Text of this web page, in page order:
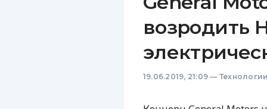
возродить
19.06.2019, 21:09 —